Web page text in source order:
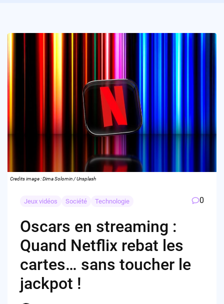
Credits image : Dima Solomin / Unsplash
Jeux vidéos Société Technologie 0
Oscars en streaming :
Quand Netflix rebat les
cartes… sans toucher le
jackpot !